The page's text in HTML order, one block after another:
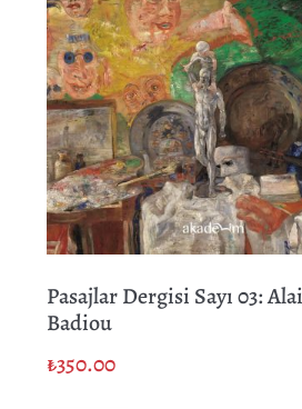
Pasajlar Dergisi Sayı 03:
Badiou
₺350.00